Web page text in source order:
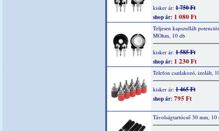
kisker ár: 1 750 Ft
shop ár: 1 080 Ft
Teljesen kapszullált
MOhm, 10 db
kisker ár: 1 585 Ft
shop ár: 1 230 Ft
Telefon csatlakozó, izolált,
kisker ár: 1 465 Ft
shop ár: 795 Ft
Távolságtartócső 30 mm, 10